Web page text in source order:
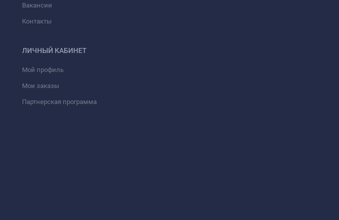
Вакансии
Контакты
ЛИЧНЫЙ КАБИНЕТ
Мой профиль
Мои заказы
Партнерская программа